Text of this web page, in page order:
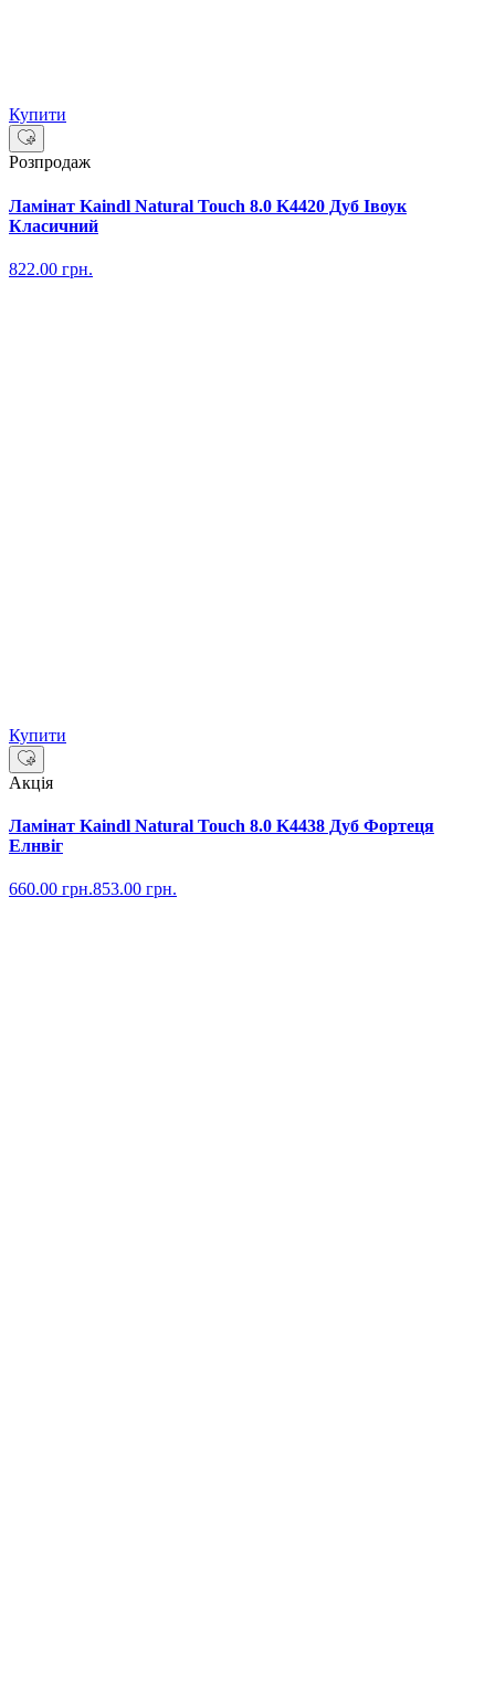
Купити
Розпродаж
Ламінат Kaindl Natural Touch 8.0 K4420 Дуб Івоук
Класичний
822.00 грн.
Купити
Акція
Ламінат Kaindl Natural Touch 8.0 K4438 Дуб Фортеця
Елнвіг
660.00 грн.853.00 грн.